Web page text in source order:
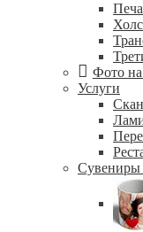
Фото
Услуги
Сувениры